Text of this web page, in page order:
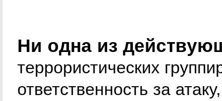
Ни одна из
террористических
ответственность за